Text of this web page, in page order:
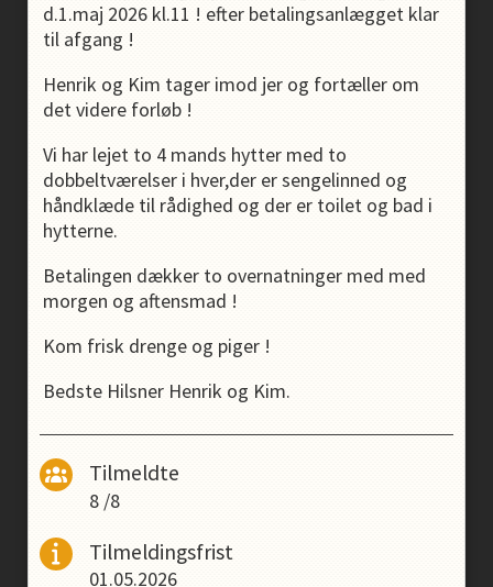
d.1.maj 2026 kl.11 ! efter betalingsanlægget klar
til afgang !
Henrik og Kim tager imod jer og fortæller om
det videre forløb !
Vi har lejet to 4 mands hytter med to
dobbeltværelser i hver,der er sengelinned og
håndklæde til rådighed og der er toilet og bad i
hytterne.
Betalingen dækker to overnatninger med med
morgen og aftensmad !
Kom frisk drenge og piger !
Bedste Hilsner Henrik og Kim.
Tilmeldte
8 /8
Tilmeldingsfrist
01.05.2026